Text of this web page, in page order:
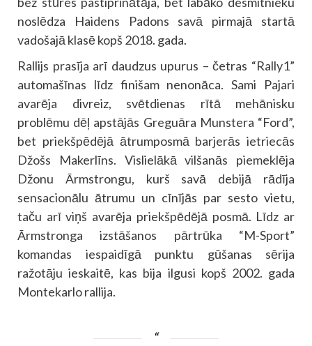
noslēdza Haidens Padons savā pirmajā startā
vadošajā klasē kopš 2018. gada.
Rallijs prasīja arī daudzus upurus – četras “Rally1”
automašīnas līdz finišam nenonāca. Sami Pajari
avarēja divreiz, svētdienas rītā mehānisku
problēmu dēļ apstājās Greguāra Munstera “Ford”,
bet priekšpēdējā ātrumposmā barjerās ietriecās
Džošs Makerlīns. Vislielākā vilšanās piemeklēja
Džonu Ārmstrongu, kurš savā debijā rādīja
sensacionālu ātrumu un cīnījās par sesto vietu,
taču arī viņš avarēja priekšpēdējā posmā. Līdz ar
Ārmstronga izstāšanos pārtrūka “M-Sport”
komandas iespaidīgā punktu gūšanas sērija
ražotāju ieskaitē, kas bija ilgusi kopš 2002. gada
Montekarlo rallija.